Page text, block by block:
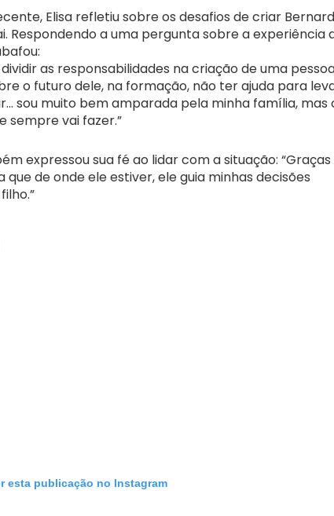
Elisa refletiu sobre os desafios de criar
Respondendo a uma pergunta sobre a experiência
as responsabilidades na criação de uma
o futuro dele, na formação, não ter ajuda para
sou muito bem amparada pela minha família, mas
sempre vai fazer.”
expressou sua fé ao lidar com a situação: “Graças
que de onde ele estiver, ele guia minhas decisões
esta publicação no Instagram